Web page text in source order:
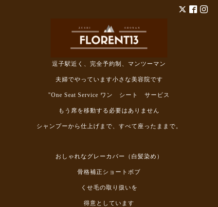
逗子駅近く、完全予約制、マンツーマン
夫婦でやっています小さな美容院です
"One Seat Service ワン シート サービス
もう席を移動する必要はありません
シャンプーから仕上げまで、すべて座ったままで。
おしゃれなグレーカバー（白髪染め）
骨格補正ショートボブ
くせ毛の取り扱いを
得意としています